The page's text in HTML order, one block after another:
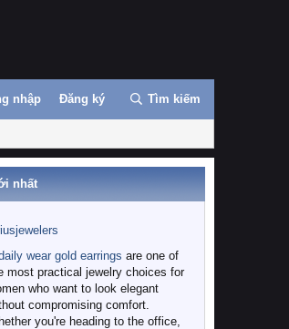
nhập Đăng ký Tìm kiếm
nhất
wear gold earrings are one of
most practical jewelry choices for
who want to look elegant
compromising comfort.
you're heading to the office,